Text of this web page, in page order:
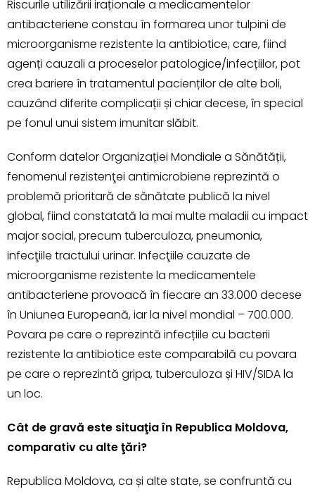
Riscurile utilizării iraționale a medicamentelor
antibacteriene constau în formarea unor tulpini de
microorganisme rezistente la antibiotice, care, fiind
agenți cauzali a proceselor patologice/infecțiilor, pot
crea bariere în tratamentul pacienților de alte boli,
cauzând diferite complicații și chiar decese, în special
pe fonul unui sistem imunitar slăbit.
Conform datelor Organizației Mondiale a Sănătății,
fenomenul rezistenţei antimicrobiene reprezintă o
problemă prioritară de sănătate publică la nivel
global, fiind constatată la mai multe maladii cu impact
major social, precum tuberculoza, pneumonia,
infecţiile tractului urinar. Infecţiile cauzate de
microorganisme rezistente la medicamentele
antibacteriene provoacă în fiecare an 33.000 decese
în Uniunea Europeană, iar la nivel mondial – 700.000.
Povara pe care o reprezintă infecțiile cu bacterii
rezistente la antibiotice este comparabilă cu povara
pe care o reprezintă gripa, tuberculoza și HIV/SIDA la
un loc.
Cât de gravă este situaţia în Republica Moldova,
comparativ cu alte ţări?
Republica Moldova, ca și alte state, se confruntă cu